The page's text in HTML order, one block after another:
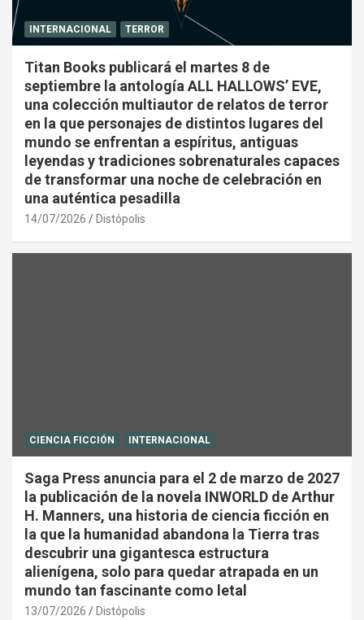
INTERNACIONAL TERROR
Titan Books publicará el martes 8 de
septiembre la antología ALL HALLOWS’ EVE,
una colección multiautor de relatos de terror
en la que personajes de distintos lugares del
mundo se enfrentan a espíritus, antiguas
leyendas y tradiciones sobrenaturales capaces
de transformar una noche de celebración en
una auténtica pesadilla
14/07/2026 Distópolis
CIENCIA FICCIÓN INTERNACIONAL
Saga Press anuncia para el 2 de marzo de 2027
la publicación de la novela INWORLD de Arthur
H. Manners, una historia de ciencia ficción en
la que la humanidad abandona la Tierra tras
descubrir una gigantesca estructura
alienígena, solo para quedar atrapada en un
mundo tan fascinante como letal
13/07/2026 Distópolis